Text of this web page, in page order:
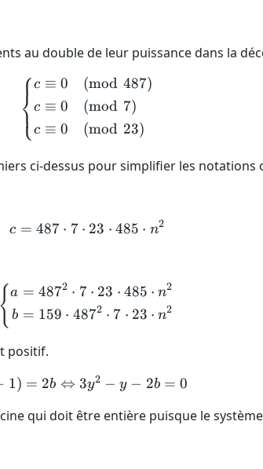
au double de leur puissance dans la
\left \{ \begin{align*} c
⎩
⎨⎧c
c
c
≡ 0 (mod 487)
≡ 0 (mod 7)
≡ 0 (mod 23)
ci-dessus pour simplifier les notations
c = 487 \cdot 7 \cdot 23
c = 487 ⋅ 7 ⋅ 23 ⋅ 485 ⋅ n2
\left \{ \begin{align*} a
{a
b
= 4872 ⋅ 7 ⋅ 23 ⋅ 485 ⋅ n2
= 159 ⋅ 4872 ⋅ 7 ⋅ 23 ⋅ n2
positif.
1) = 2b
y - 2b =
1) = 2b ⇔ 3y2 − y − 2b = 0
qui doit être entière puisque le